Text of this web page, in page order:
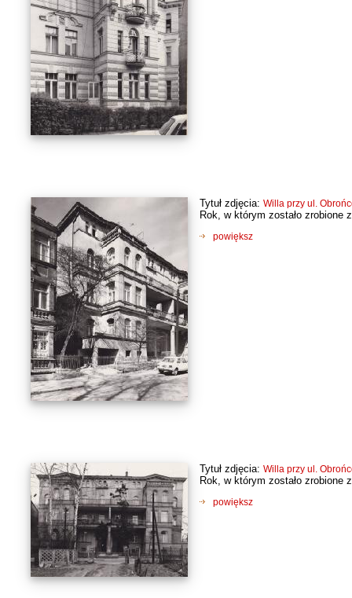
Tytuł zdjęcia: Willa przy ul.
Rok, w którym zostało zrobione
powiększ
Tytuł zdjęcia: Willa przy ul.
Rok, w którym zostało zrobione
powiększ